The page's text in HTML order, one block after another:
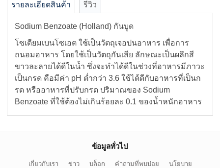
รายละเอียดสินค้า รีวิว
Sodium Benzoate (Holland) กันบูด
โซเดียมเบนโซเอต ใช้เป็นวัตถุเจอปนอาหาร เพื่อการ
ถนอมอาหาร โดยใช้เป็นวัตถุกันเสีย ลักษณะเป็นผลึกสี
ขาวละลายได้ดีในน้ำ ซึ่งจะทำได้ดีในช่วงที่อาหารมีภาวะ
เป็นกรด คือมีค่า pH ต่ำกว่า 3.6 ใช้ได้ดีกับอาหารที่เป็นก
รด หรืออาหารที่ปรับกรด ปริมาณของ Sodium
Benzoate ที่ใช้ต้องไม่เกินร้อยละ 0.1 ของน้ำหนักอาหาร
ข้อมูลทั่วไป
เกี่ยวกับเรา ข่าว บล็อก คำถามที่พบบ่อย
นโยบาย